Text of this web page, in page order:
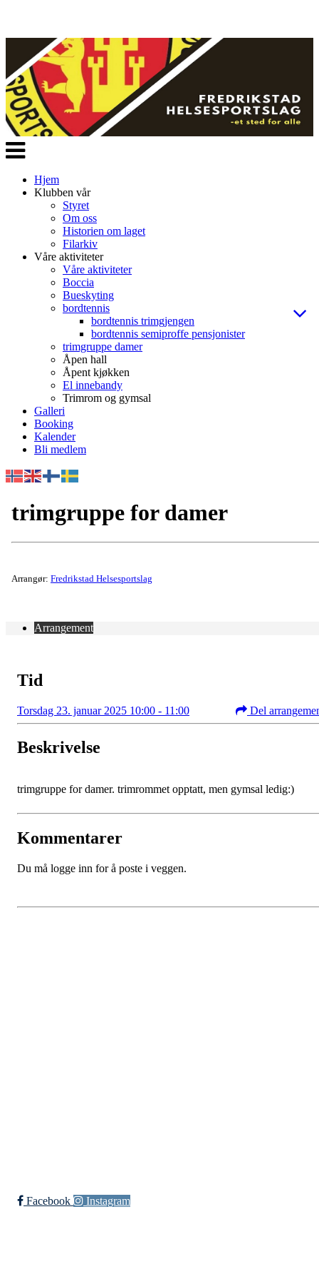
Veksle
navigasjon
Hjem
Klubben vår
Styret
Om oss
Historien om laget
Filarkiv
Våre aktiviteter
Våre aktiviteter
Boccia
Bueskyting
bordtennis
bordtennis trimgjengen
bordtennis semiproffe pensjonister
trimgruppe damer
Åpen hall
Åpent kjøkken
El innebandy
Trimrom og gymsal
Galleri
Booking
Kalender
Bli medlem
trimgruppe for damer
Arrangør: Fredrikstad Helsesportslag
Arrangement
Tid
Torsdag 23. januar 2025 10:00 - 11:00 Del
Beskrivelse
trimgruppe for damer. trimrommet opptatt, men gymsal ledig:)
Kommentarer
Du må logge inn for å poste i veggen.
Facebook Instagram